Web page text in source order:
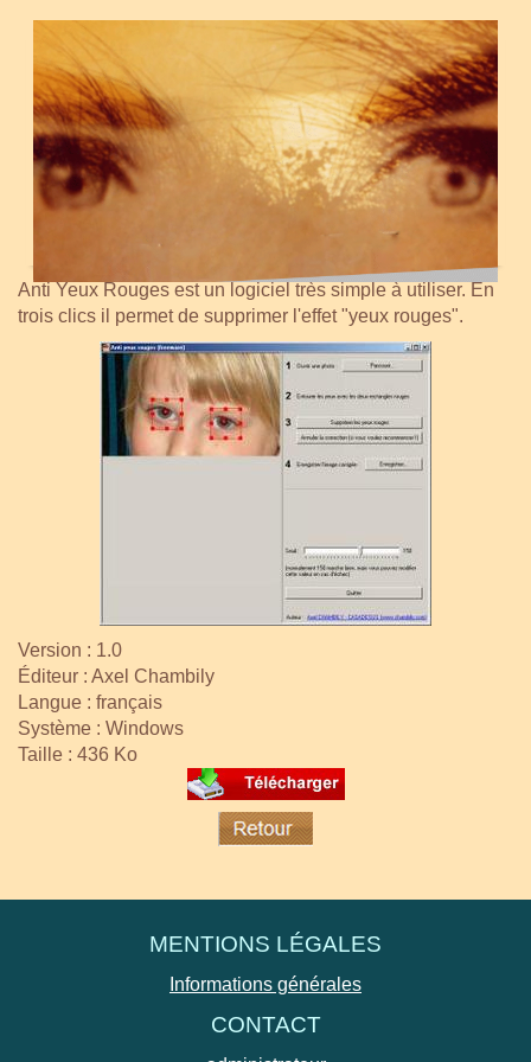
Anti Yeux Rouges est un logiciel très simple à utiliser. En
trois clics il permet de supprimer l'effet "yeux rouges".
Version : 1.0
Éditeur : Axel Chambily
Langue : français
Système : Windows
Taille : 436 Ko
MENTIONS LÉGALES
Informations générales
CONTACT